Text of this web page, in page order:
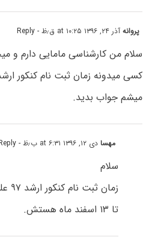
پروانهآذر ۲۴, ۱۳۹۶ at ۱۰:۲۵ ق٫ظ - Reply
سلام من کارشناسی مامایی دارم و
کسی میدونه زمان ثبت نام کنکور
میشم جواب بدید.
مهسادی ۱۲, ۱۳۹۶ at ۶:۳۱ ب٫ظ - Reply
سلام
تا ۱۳ اسفند ماه هستش.